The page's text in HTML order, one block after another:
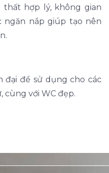
hợp lý, không gian
ngăn nắp giúp tạo nên
đại để sử dụng cho các
cùng với WC đẹp.